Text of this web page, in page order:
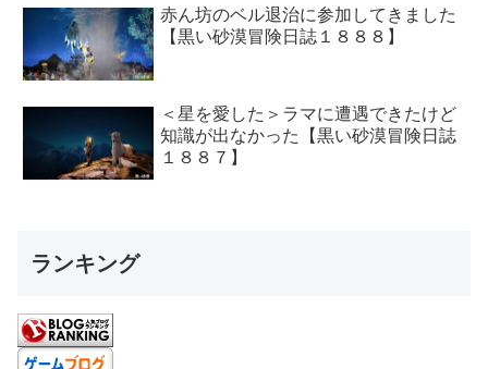
赤ん坊のベル退治に参加してきました
【黒い砂漠冒険日誌１８８８】
＜星を愛した＞ラマに遭遇できたけど
知識が出なかった【黒い砂漠冒険日誌
１８８７】
ランキング